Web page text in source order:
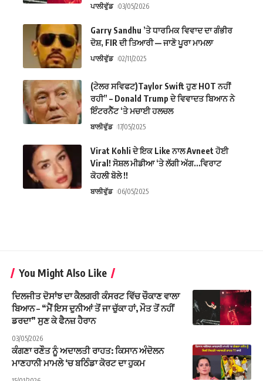
ਪਾਲੀਵੁੱਡ 03/05/2026
Garry Sandhu ’ਤੇ ਧਾਰਮਿਕ ਵਿਵਾਦ ਦਾ ਗੰਭੀਰ
ਦੋਸ਼, FIR ਦੀ ਤਿਆਰੀ — ਜਾਣੋ ਪੂਰਾ ਮਾਮਲਾ
ਪਾਲੀਵੁੱਡ 02/11/2025
(ਟੇਲਰ ਸਵਿਫਟ)Taylor Swift ਹੁਣ HOT ਨਹੀਂ
ਰਹੀ” – Donald Trump ਦੇ ਵਿਵਾਦਤ ਬਿਆਨ ਨੇ
ਇੰਟਰਨੈੱਟ ‘ਤੇ ਮਚਾਈ ਹਲਚਲ
ਬਾਲੀਵੁੱਡ 17/05/2025
Virat Kohli ਦੇ ਇਕ Like ਨਾਲ Avneet ਹੋਈ
Viral! ਸੋਸ਼ਲ ਮੀਡੀਆ ‘ਤੇ ਲੱਗੀ ਅੱਗ…ਵਿਰਾਟ
ਕੋਹਲੀ ਬੋਲੇ !!
ਬਾਲੀਵੁੱਡ 06/05/2025
You Might Also Like
ਦਿਲਜੀਤ ਦੋਸਾਂਝ ਦਾ ਕੈਲਗਰੀ ਕੰਸਰਟ ਵਿੱਚ ਚੌਕਾਣ ਵਾਲਾ
ਬਿਆਨ – “ਮੈਂ ਇਸ ਦੁਨੀਆਂ ਤੋਂ ਜਾ ਚੁੱਕਾ ਹਾਂ, ਮੌਤ ਤੋਂ ਨਹੀਂ
ਡਰਦਾ” ਸੁਣ ਕੇ ਫੈਨਜ਼ ਹੈਰਾਨ
03/05/2026
ਕੰਗਣਾ ਰਣੌਤ ਨੂੰ ਅਦਾਲਤੀ ਰਾਹਤ: ਕਿਸਾਨ ਅੰਦੋਲਨ
ਮਾਣਹਾਨੀ ਮਾਮਲੇ ‘ਚ ਬਠਿੰਡਾ ਕੋਰਟ ਦਾ ਹੁਕਮ